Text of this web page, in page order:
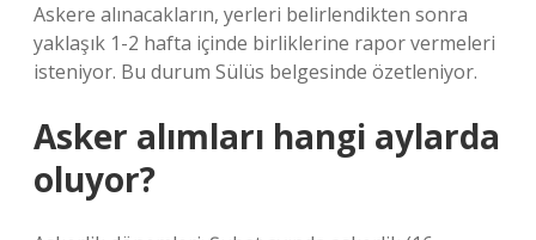
Askere alınacakların, yerleri belirlendikten sonra
yaklaşık 1-2 hafta içinde birliklerine rapor vermeleri
isteniyor. Bu durum Sülüs belgesinde özetleniyor.
Asker alımları hangi aylarda
oluyor?